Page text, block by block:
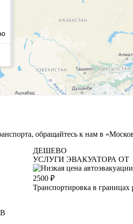
обращайтесь к нам в
ДЕШЕВО
УСЛУГИ ЭВАКУАТОРА ОТ
2500 ₽
Транспортировка в границах